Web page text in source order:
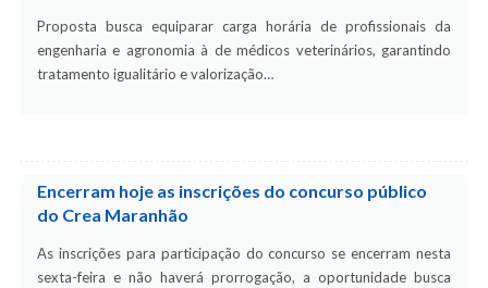
Proposta busca equiparar carga horária de profissionais da
engenharia e agronomia à de médicos veterinários, garantindo
tratamento igualitário e valorização…
Encerram hoje as inscrições do concurso público
do Crea Maranhão
As inscrições para participação do concurso se encerram nesta
sexta-feira e não haverá prorrogação, a oportunidade busca